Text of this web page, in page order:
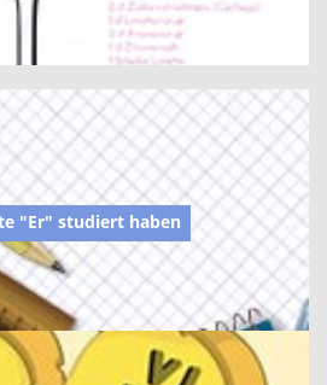
"Er" studiert haben